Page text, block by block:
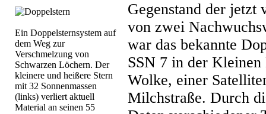
Ein Doppelsternsystem auf
dem Weg zur
Verschmelzung von
Schwarzen Löchern. Der
kleinere und heißere Stern
mit 32 Sonnenmassen
(links) verliert aktuell
Material an seinen 55
Gegenstand der jetzt
von zwei
war das bekannte
SSN 7 in der Kleinen
Wolke, einer
Milchstraße. Durch